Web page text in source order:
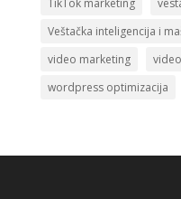
Veštačka inteligencija i
video marketing
wordpress optimizacija